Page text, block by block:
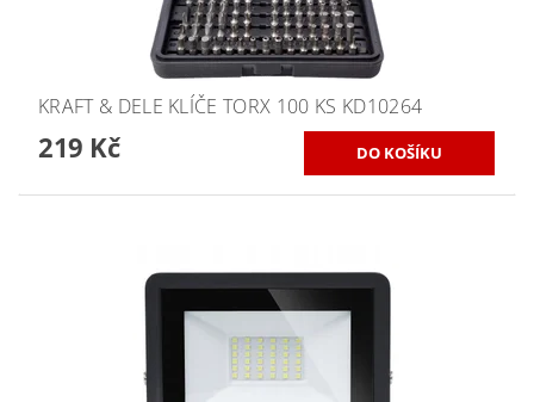
KRAFT & DELE KLÍČE TORX 100 KS KD10264
219 Kč